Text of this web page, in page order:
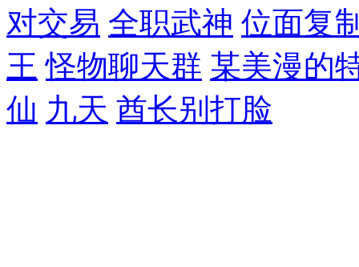
对交易 全职武神 位面复
王 怪物聊天群 某美漫的
仙 九天 酋长别打脸